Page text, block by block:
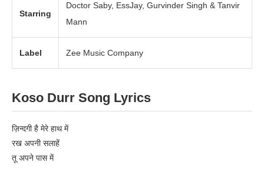
Starring
Doctor Saby, EssJay, Gurvinder Singh & Tanvir
Mann
Label Zee Music Company
Koso Durr Song Lyrics
ज़िन्दगी है मेरे हाथ में
रख अपनी सलाहें
तू अपने पास में